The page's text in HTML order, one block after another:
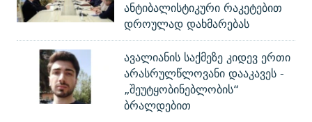
ანტიბალისტიკური რაკეტებით
დროულად დახმარებას
ავალიანის საქმეზე კიდევ ერთი
არასრულწლოვანი დააკავეს -
„შეუტყობინებლობის“
ბრალდებით